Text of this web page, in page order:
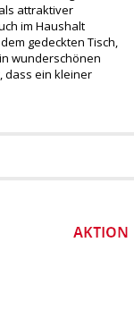
attraktiver
im Haushalt
gedeckten Tisch,
wunderschönen
dass ein kleiner